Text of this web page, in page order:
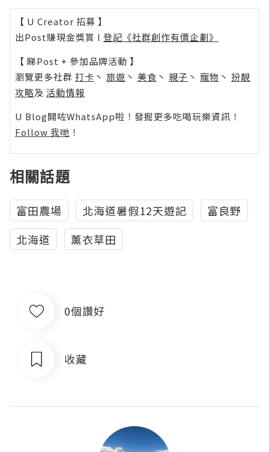
【 U Creator 招募 】
出Post賺現金獎賞 l 登記《社群創作有價企劃》
【 睇Post + 參加品牌活動 】
瀏覽更多社群 打卡 丶 旅遊 丶 美食 丶 親子 丶 寵物 丶 扮靚
攻略及 活動情報
U Blog開咗WhatsApp啦！發掘更多吃喝玩樂資訊！
Follow 我哋 ！
相關話題
富田農場 北海道暑假12天遊記
富良野
北海道
薰衣草田
0個讚好
收藏